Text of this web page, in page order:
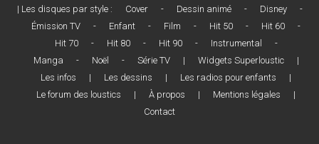
| Les disques par style :
Cover - Dessin animé - Disney
-
Émission TV
- Enfant - Film - Hit 50 - Hit 60
-
Hit 70
- Hit 80 - Hit 90 - Instrumental
-
Manga
- Noël - Série TV | Widgets Superloustic
|
Les infos
| Les dessins | Les radios pour enfants
|
Le forum des loustics
| À propos | Mentions légales
|
Contact